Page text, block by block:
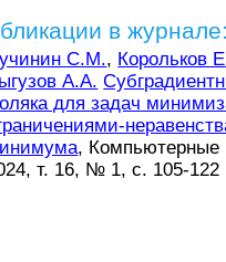
в
С.М., Корольков
А.А.
для задач
, Компьютерные
т. 16, № 1, с. 105-122